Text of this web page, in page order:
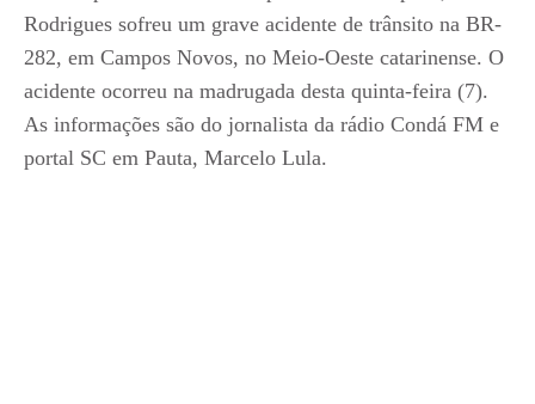
Rodrigues sofreu um grave acidente de trânsito na BR-
282, em Campos Novos, no Meio-Oeste catarinense. O
acidente ocorreu na madrugada desta quinta-feira (7).
As informações são do jornalista da rádio Condá FM e
portal SC em Pauta, Marcelo Lula.